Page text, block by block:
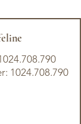
1024.708.790